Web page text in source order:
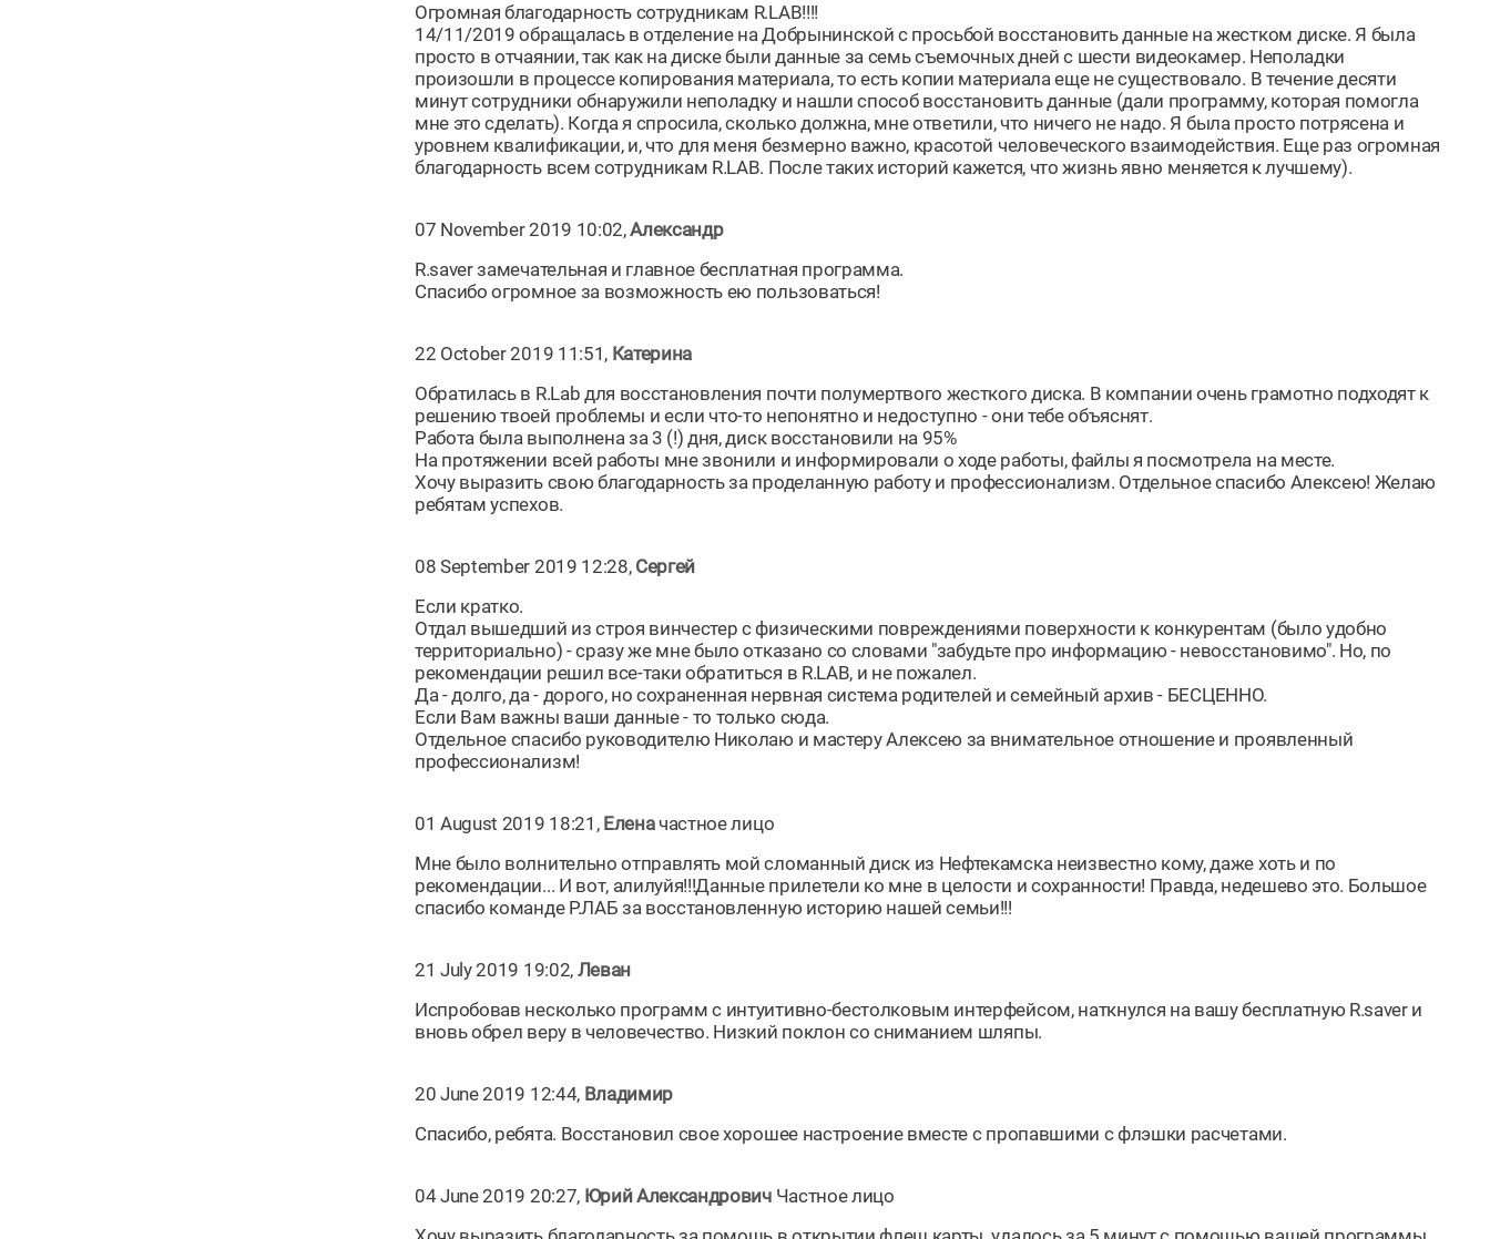
Огромная благодарность сотрудникам R.LAB!!!!
14/11/2019 обращалась в отделение на Добрынинской с просьбой восстановить данные на жестком диске. Я была
просто в отчаянии, так как на диске были данные за семь съемочных дней с шести видеокамер. Неполадки
произошли в процессе копирования материала, то есть копии материала еще не существовало. В течение десяти
минут сотрудники обнаружили неполадку и нашли способ восстановить данные (дали программу, которая помогла
мне это сделать). Когда я спросила, сколько должна, мне ответили, что ничего не надо. Я была просто потрясена и
уровнем квалификации, и, что для меня безмерно важно, красотой человеческого взаимодействия. Еще раз огромная
благодарность всем сотрудникам R.LAB. После таких историй кажется, что жизнь явно меняется к лучшему).
07 November 2019 10:02,Александр
R.saver замечательная и главное бесплатная программа.
Спасибо огромное за возможность ею пользоваться!
22 October 2019 11:51, Катерина
Обратилась в R.Lab для восстановления почти полумертвого жесткого диска. В компании очень грамотно подходят к
решению твоей проблемы и если что-то непонятно и недоступно - они тебе объяснят.
Работа была выполнена за 3 (!) дня, диск восстановили на 95%
На протяжении всей работы мне звонили и информировали о ходе работы, файлы я посмотрела на месте.
Хочу выразить свою благодарность за проделанную работу и профессионализм. Отдельное спасибо Алексею! Желаю
ребятам успехов.
08 September 2019 12:28, Сергей
Если кратко.
Отдал вышедший из строя винчестер с физическими повреждениями поверхности к конкурентам (было удобно
территориально) - сразу же мне было отказано со словами "забудьте про информацию - невосстановимо". Но, по
рекомендации решил все-таки обратиться в R.LAB, и не пожалел.
Да - долго, да - дорого, но сохраненная нервная система родителей и семейный архив - БЕСЦЕННО.
Если Вам важны ваши данные - то только сюда.
Отдельное спасибо руководителю Николаю и мастеру Алексею за внимательное отношение и проявленный
профессионализм!
01 August 2019 18:21, Еленачастное лицо
Мне было волнительно отправлять мой сломанный диск из Нефтекамска неизвестно кому, даже хоть и по
рекомендации... И вот, алилуйя!!!Данные прилетели ко мне в целости и сохранности! Правда, недешево это. Большое
спасибо команде Р.ЛАБ за восстановленную историю нашей семьи!!!
21 July 2019 19:02, Леван
Испробовав несколько программ с интуитивно-бестолковым интерфейсом, наткнулся на вашу бесплатную R.saver и
вновь обрел веру в человечество. Низкий поклон со сниманием шляпы.
20 June 2019 12:44, Владимир
Спасибо, ребята. Восстановил свое хорошее настроение вместе с пропавшими с флэшки расчетами.
04 June 2019 20:27, Юрий АлександровичЧастное лицо